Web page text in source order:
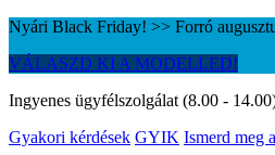
Nyári Black Friday! >> Forró
VÁLASZD KI A MODELLED!
Ingyenes ügyfélszolgálat (8.00 -
Gyakori kérdések GYIK Ismerd meg